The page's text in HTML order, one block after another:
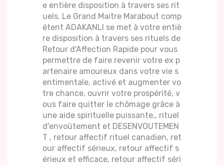
e entière disposition à travers ses rit
uels. Le Grand Maitre Marabout comp
étent ADAKANLI se met à votre entiè
re disposition à travers ses rituels de
Retour d'Affection Rapide pour vous
permettre de faire revenir votre ex p
artenaire amoureux dans votre vie s
entimentale, activé et augmenter vo
tre chance, ouvrir votre prospérité, v
ous faire quitter le chômage grâce à
une aide spirituelle puissante,, rituel
d'envoûtement et DESENVOUTEMEN
T , retour affectif rituel canadien, ret
our affectif sérieux, retour affectif s
érieux et efficace, retour affectif séri